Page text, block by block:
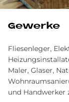
Gewerke
Fliesenleger,
Maler, Glaser,
und Handwerker